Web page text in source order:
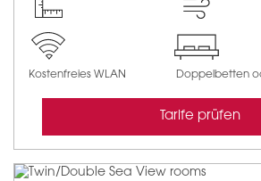
Kostenfreies WLAN Doppelbetten
Tarife prüfen